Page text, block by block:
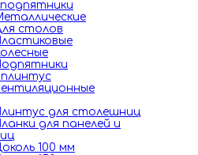
столов
плинтус
для столешниц
для панелей и
100 мм